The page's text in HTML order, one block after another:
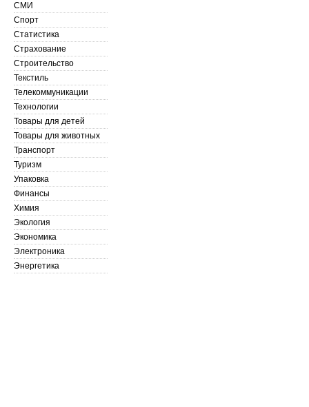
СМИ
Спорт
Статистика
Страхование
Строительство
Текстиль
Телекоммуникации
Технологии
Товары для детей
Товары для животных
Транспорт
Туризм
Упаковка
Финансы
Химия
Экология
Экономика
Электроника
Энергетика